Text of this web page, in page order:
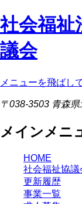
社会福祉
議会
メニューを飛ばし
〒038-3503 青森
メインメニ
HOME
社会福祉協議
更新履歴
事業一覧